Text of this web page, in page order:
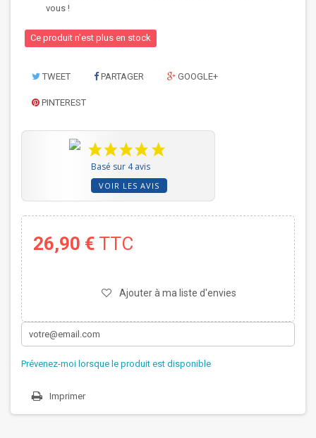
vous !
Ce produit n'est plus en stock
TWEET PARTAGER GOOGLE+
PINTEREST
Basé sur 4 avis
VOIR LES AVIS
26,90 € TTC
Ajouter à ma liste d'envies
Prévenez-moi lorsque le produit est disponible
Imprimer